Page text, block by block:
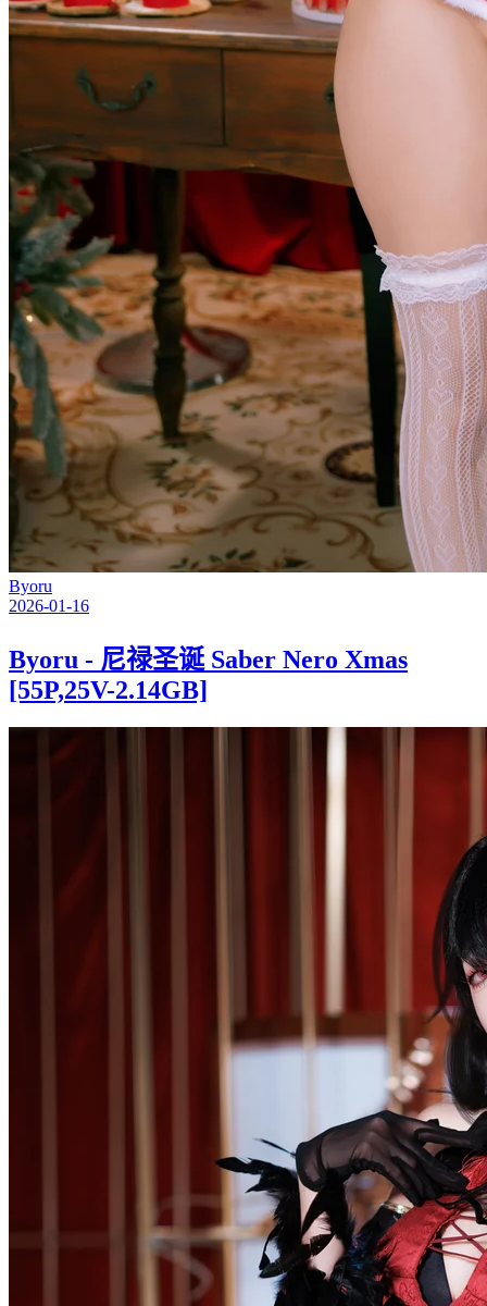
Byoru
2026-01-16
Byoru - 尼禄圣诞 Saber Nero Xmas
[55P,25V-2.14GB]